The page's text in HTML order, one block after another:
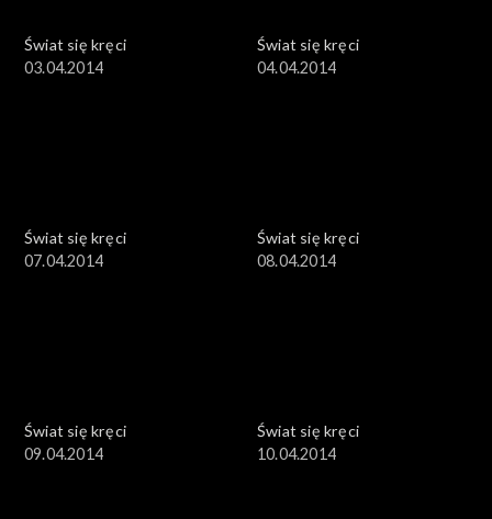
Świat się kręci
03.04.2014
Świat się kręci
04.04.2014
Świat się kręci
07.04.2014
Świat się kręci
08.04.2014
Świat się kręci
09.04.2014
Świat się kręci
10.04.2014